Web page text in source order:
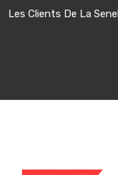
Les Clients De La